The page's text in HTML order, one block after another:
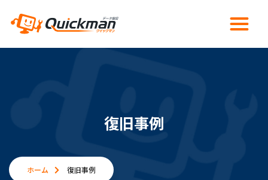
復旧事例
ホーム 復旧事例